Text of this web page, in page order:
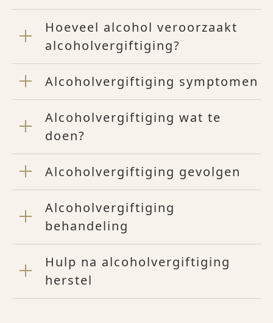
Hoeveel alcohol veroorzaakt
alcoholvergiftiging?
Alcoholvergiftiging symptomen
Alcoholvergiftiging wat te
doen?
Alcoholvergiftiging gevolgen
Alcoholvergiftiging
behandeling
Hulp na alcoholvergiftiging
herstel